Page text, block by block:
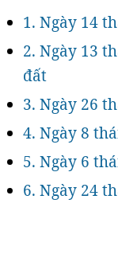
1. Ngày 14
2. Ngày 13
đất
3. Ngày 26
4. Ngày 8
5. Ngày 6
6. Ngày 24